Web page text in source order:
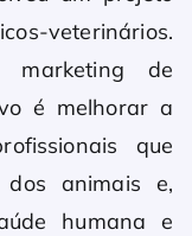
veterinários.
de
é melhorar a
que
animais e,
humana e